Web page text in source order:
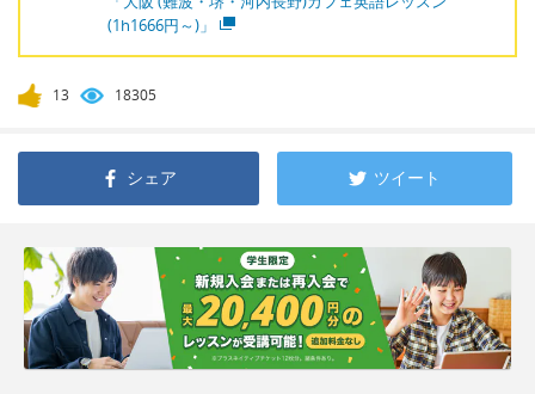
(1h1666円～)」
13 18305
シェア ツイート